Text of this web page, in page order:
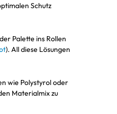
Schutz
Palette ins Rollen
). All diese Lösungen
wie Polystyrol oder
Materialmix zu